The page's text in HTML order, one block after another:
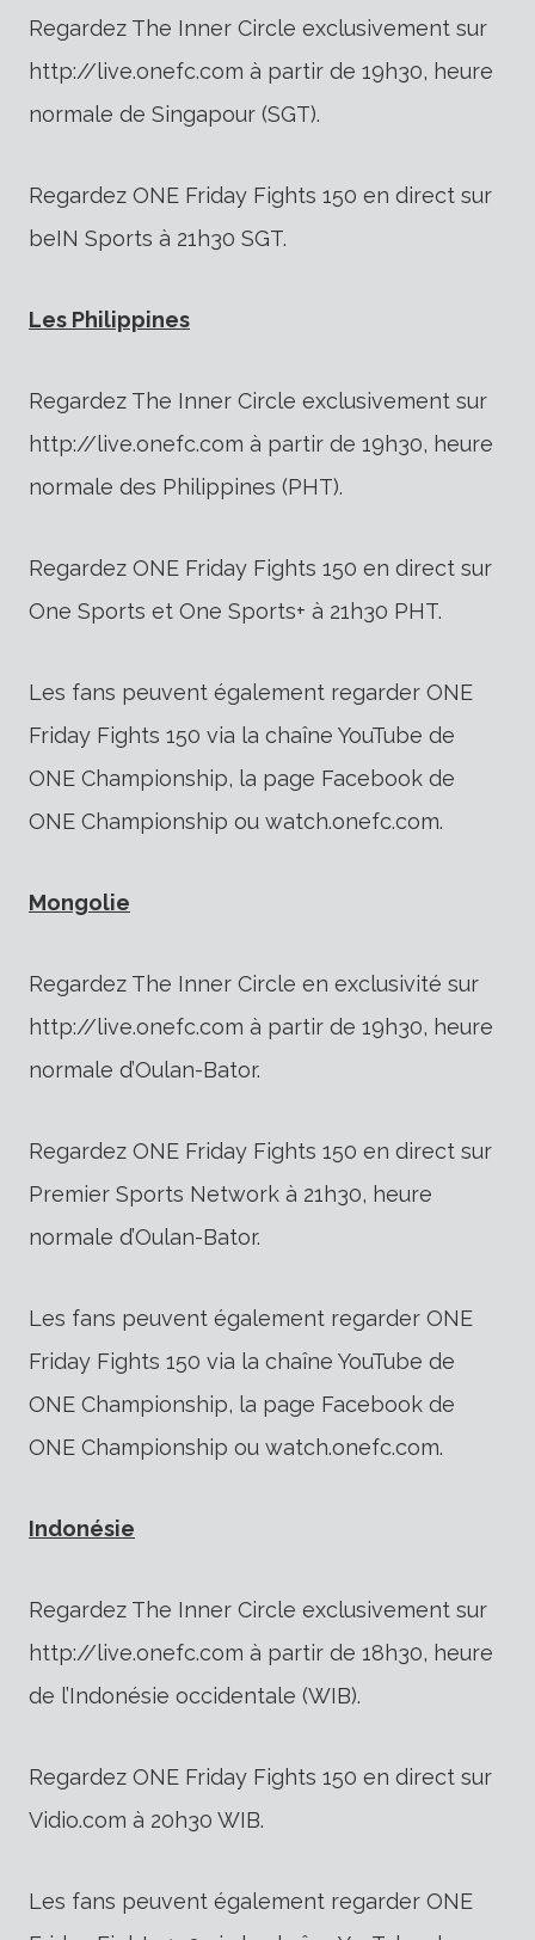
Regardez The Inner Circle exclusivement sur
http://live.onefc.com à partir de 19h30, heure
normale de Singapour (SGT).
Regardez ONE Friday Fights 150 en direct sur
beIN Sports à 21h30 SGT.
Les Philippines
Regardez The Inner Circle exclusivement sur
http://live.onefc.com à partir de 19h30, heure
normale des Philippines (PHT).
Regardez ONE Friday Fights 150 en direct sur
One Sports et One Sports+ à 21h30 PHT.
Les fans peuvent également regarder ONE
Friday Fights 150 via la chaîne YouTube de
ONE Championship, la page Facebook de
ONE Championship ou watch.onefc.com.
Mongolie
Regardez The Inner Circle en exclusivité sur
http://live.onefc.com à partir de 19h30, heure
normale d’Oulan-Bator.
Regardez ONE Friday Fights 150 en direct sur
Premier Sports Network à 21h30, heure
normale d’Oulan-Bator.
Les fans peuvent également regarder ONE
Friday Fights 150 via la chaîne YouTube de
ONE Championship, la page Facebook de
ONE Championship ou watch.onefc.com.
Indonésie
Regardez The Inner Circle exclusivement sur
http://live.onefc.com à partir de 18h30, heure
de l’Indonésie occidentale (WIB).
Regardez ONE Friday Fights 150 en direct sur
Vidio.com à 20h30 WIB.
Les fans peuvent également regarder ONE